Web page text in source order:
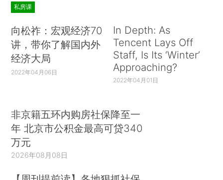
私房课
向松祚：宏观经济70
讲，带你了解国内外
经济大局
2022年04月06日
In Depth: As
Tencent Lays Off
Staff, Is Its ‘Winter’
Approaching?
2022年04月01日
非京籍五环内购房社保降至一
年 北京市公积金最高可贷340
万元
2026年08月08日